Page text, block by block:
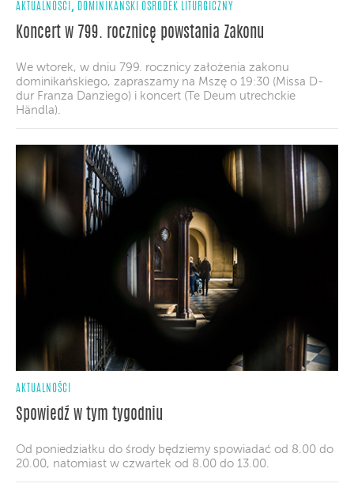
AKTUALNOŚCI , DOMINIKAŃSKI OŚRODEK LITURGICZNY
Koncert w 799. rocznicę powstania Zakonu
We wtorek, w dniu 799. rocznicy założenia zakonu
dominikańskiego, zapraszamy na Mszę o 19:30 (Missa D-
dur Franza Danziego) i koncert (Te Deum utrechckie
Händla).
AKTUALNOŚCI
Spowiedź w tym tygodniu
Od poniedziałku do środy będziemy spowiadać od 8.00 do
20.00, natomiast w czwartek od 8.00 do 13.00.